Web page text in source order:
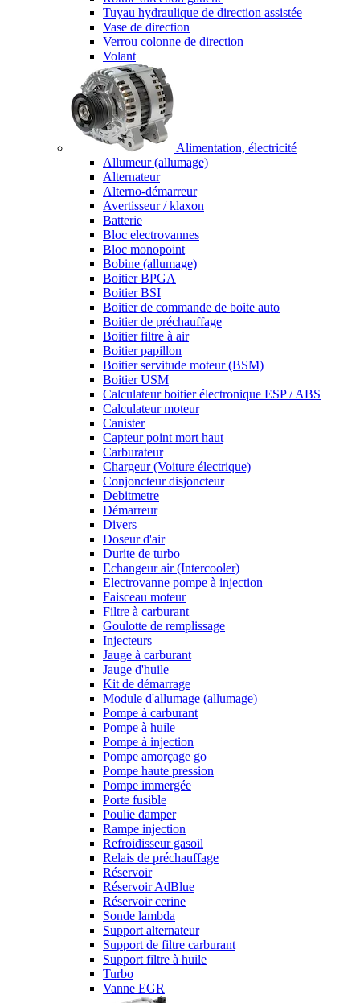
Tuyau hydraulique de direction assistée
Vase de direction
Verrou colonne de direction
Volant
Alimentation, électricité
Allumeur (allumage)
Alternateur
Alterno-démarreur
Avertisseur / klaxon
Batterie
Bloc electrovannes
Bloc monopoint
Bobine (allumage)
Boitier BPGA
Boitier BSI
Boitier de commande de boite auto
Boitier de préchauffage
Boitier filtre à air
Boitier papillon
Boitier servitude moteur (BSM)
Boitier USM
Calculateur boitier électronique ESP / ABS
Calculateur moteur
Canister
Capteur point mort haut
Carburateur
Chargeur (Voiture électrique)
Conjoncteur disjoncteur
Debitmetre
Démarreur
Divers
Doseur d'air
Durite de turbo
Echangeur air (Intercooler)
Electrovanne pompe à injection
Faisceau moteur
Filtre à carburant
Goulotte de remplissage
Injecteurs
Jauge à carburant
Jauge d'huile
Kit de démarrage
Module d'allumage (allumage)
Pompe à carburant
Pompe à huile
Pompe à injection
Pompe amorçage go
Pompe haute pression
Pompe immergée
Porte fusible
Poulie damper
Rampe injection
Refroidisseur gasoil
Relais de préchauffage
Réservoir
Réservoir AdBlue
Réservoir cerine
Sonde lambda
Support alternateur
Support de filtre carburant
Support filtre à huile
Turbo
Vanne EGR